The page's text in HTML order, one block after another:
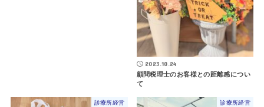
2023.10.24
顧問税理士のお客様との距離感につい
て
診療所経営 診療所経営